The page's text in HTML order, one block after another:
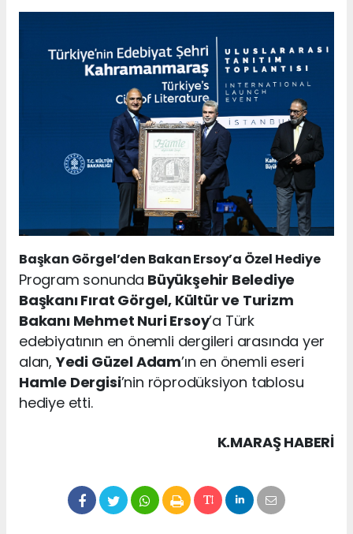
Başkan Görgel’den Bakan Ersoy’a Özel Hediye
Program sonunda Büyükşehir Belediye
Başkanı Fırat Görgel, Kültür ve Turizm
Bakanı Mehmet Nuri Ersoy’a Türk
edebiyatının en önemli dergileri arasında yer
alan,Yedi Güzel Adam’ın en önemli eseri
Hamle Dergisi’nin röprodüksiyon tablosu
hediye etti.
K.MARAŞ HABERİ